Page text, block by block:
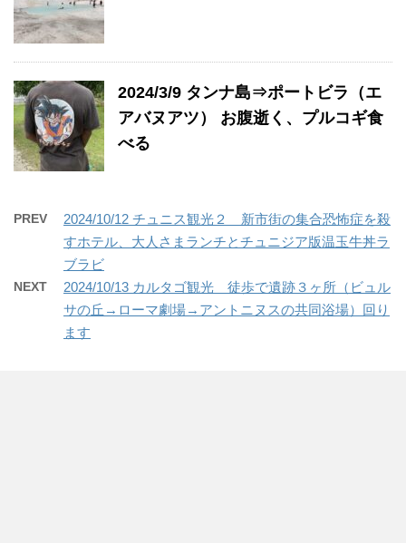
2024/3/9 タンナ島⇒ポートビラ（エ
アバヌアツ） お腹逝く、プルコギ食
べる
PREV
2024/10/12 チュニス観光２ 新市街の集合恐怖症を殺
すホテル、大人さまランチとチュニジア版温玉牛丼ラ
ブラビ
NEXT
2024/10/13 カルタゴ観光 徒歩で遺跡３ヶ所（ビュル
サの丘→ローマ劇場→アントニヌスの共同浴場）回り
ます